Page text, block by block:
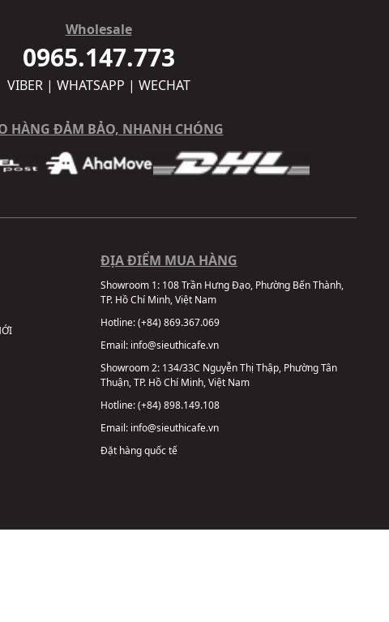
Wholesale
0965.147.773
VIBER | WHATSAPP | WECHAT
HÀNG ĐẢM BẢO, NHANH CHÓNG
ĐỊA ĐIỂM MUA HÀNG
Showroom 1: 108 Trần Hưng Đạo, Phường Bến Thành,
TP. Hồ Chí Minh, Việt Nam
Hotline:(+84) 869.367.069
Email: info@sieuthicafe.vn
Showroom 2: 134/33C Nguyễn Thị Thập, Phường Tân
Thuận, TP. Hồ Chí Minh, Việt Nam
Hotline:(+84) 898.149.108
Email: info@sieuthicafe.vn
Đặt hàng quốc tế